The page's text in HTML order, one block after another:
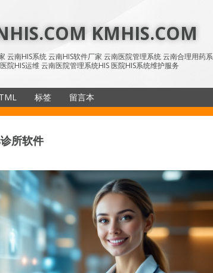
KMHIS.COM
云南HIS系统 云南HIS软件厂家 云南医院管理系统 云南合理用
HIS运维 云南医院管理系统HIS 医院HIS系统维护服务
标签 留言本
所软件